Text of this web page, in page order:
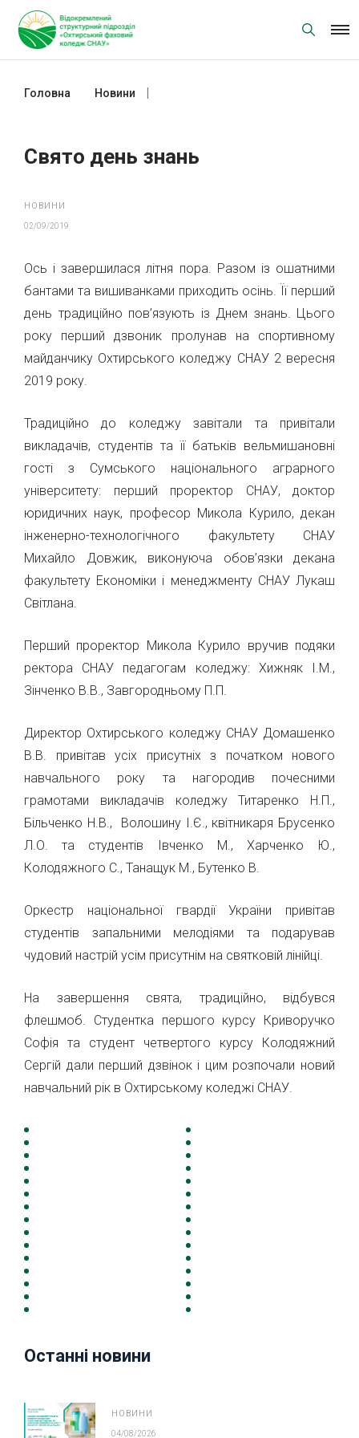
content
Головна Новини
Свято день знань
НОВИНИ
02/09/2019
Ось і завершилася літня пора. Разом із ошатними
бантами та вишиванками приходить осінь. Її перший
день традиційно пов’язують із Днем знань. Цього
року перший дзвоник пролунав на спортивному
майданчику Охтирського коледжу СНАУ 2 вересня
2019 року.
Традиційно до коледжу завітали та привітали
викладачів, студентів та її батьків вельмишановні
гості з Сумського національного аграрного
університету: перший проректор СНАУ, доктор
юридичних наук, професор Микола Курило, декан
інженерно-технологічного факультету СНАУ
Михайло Довжик, виконуюча обов’язки декана
факультету Економіки і менеджменту СНАУ Лукаш
Світлана.
Перший проректор Микола Курило вручив подяки
ректора СНАУ педагогам коледжу: Хижняк І.М.,
Зінченко В.В., Завгородньому П.П.
Директор Охтирського коледжу СНАУ Домашенко
В.В. привітав усіх присутніх з початком нового
навчального року та нагородив почесними
грамотами викладачів коледжу Титаренко Н.П.,
Більченко Н.В., Волошину І.Є., квітникаря Брусенко
Л.О. та студентів Івченко М., Харченко Ю.,
Колодяжного С., Танащук М., Бутенко В.
Оркестр національної гвардії України привітав
студентів запальними мелодіями та подарував
чудовий настрій усім присутнім на святковій лінійці.
На завершення свята, традиційно, відбувся
флешмоб. Студентка першого курсу Криворучко
Софія та студент четвертого курсу Колодяжний
Сергій дали перший дзвінок і цим розпочали новий
навчальний рік в Охтирському коледжі СНАУ.
Останні новини
НОВИНИ
04/08/2026